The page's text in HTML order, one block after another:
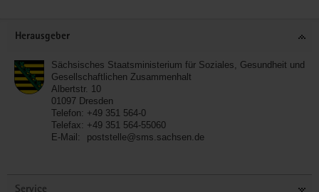
Herausgeber
Sächsisches Staatsministerium für Soziales, Gesundheit und
Gesellschaftlichen Zusammenhalt
Albertstr. 10
01097 Dresden
Telefon: +49 351 564-0
Telefax: +49 351 564-55060
E-Mail:
poststelle@sms.sachsen.de
Service